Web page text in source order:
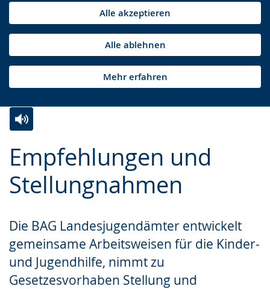
Alle akzeptieren
Alle ablehnen
Mehr erfahren
Empfehlungen und
Stellungnahmen
Die BAG Landesjugendämter entwickelt
gemeinsame Arbeitsweisen für die Kinder-
und Jugendhilfe, nimmt zu
Gesetzesvorhaben Stellung und
Leichten
Sprache
wechseln.
Audio-
Unterstützung.
Video
in
Deutscher
wird
angezeigt.